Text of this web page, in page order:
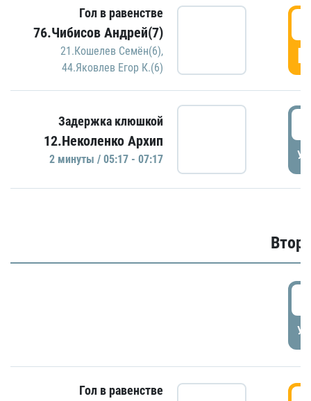
Гол в равенстве
76.Чибисов Андрей(7)
21.Кошелев Семён(6),
44.Яковлев Егор К.(6)
Задержка клюшкой
12.Неколенко Архип
2 минуты / 05:17 - 07:17
Гол в равенстве